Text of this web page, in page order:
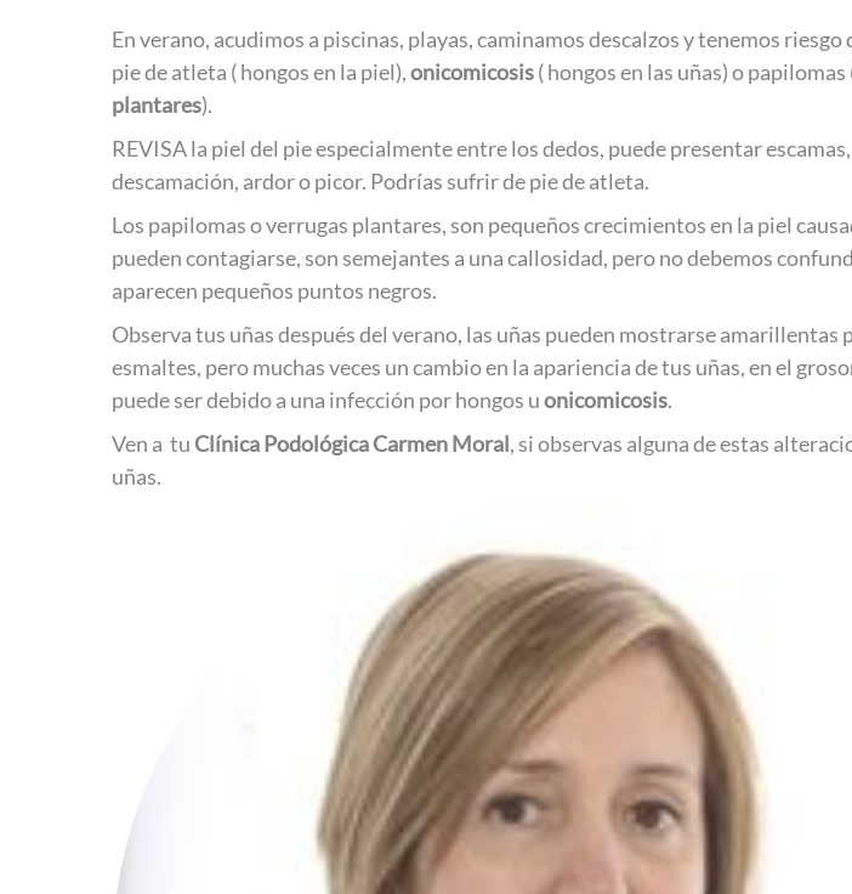
En verano, acudimos a piscinas, playas, caminamos descalzos y tenemos
pie de atleta ( hongos en la piel),onicomicosis( hongos en las uñas) o papilomas
plantares).
REVISA la piel del pie especialmente entre los dedos, puede presentar
descamación, ardor o picor. Podrías sufrir de pie de atleta.
Los papilomas o verrugas plantares, son pequeños crecimientos en la piel
pueden contagiarse, son semejantes a una callosidad, pero no debemos
aparecen pequeños puntos negros.
Observa tus uñas después del verano, las uñas pueden mostrarse amarillentas
esmaltes, pero muchas veces un cambio en la apariencia de tus uñas, en el
puede ser debido a una infección por hongos uonicomicosis.
Ven a tu Clínica Podológica Carmen Moral, si observas alguna de estas
uñas.